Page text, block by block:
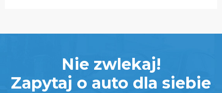
Nie zwlekaj!
Zapytaj o auto dla siebie